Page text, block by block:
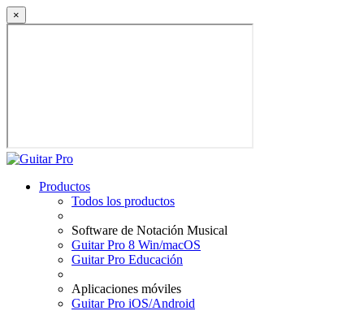
×
Productos
Todos los productos
Software de Notación Musical
Guitar Pro 8 Win/macOS
Guitar Pro Educación
Aplicaciones móviles
Guitar Pro iOS/Android